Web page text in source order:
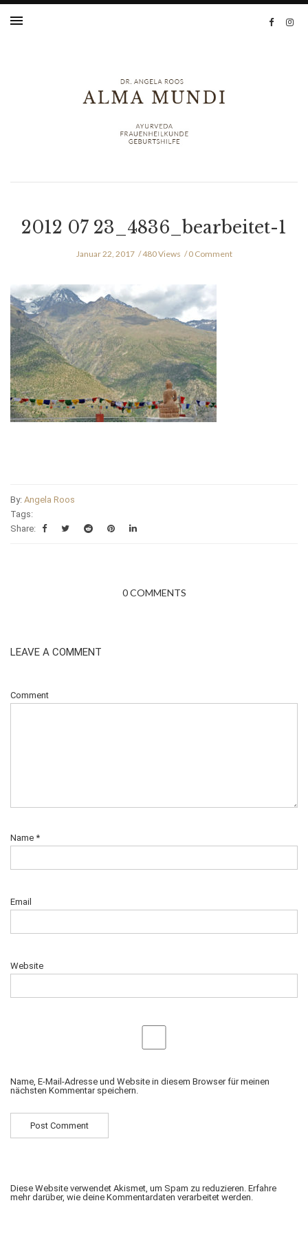
2012 07 23_4836_bearbeitet-1
Januar 22, 2017 480 Views 0 Comment
By: Angela Roos
Tags:
Share:
0 COMMENTS
LEAVE A COMMENT
Comment
Name *
Email
Website
Name, E-Mail-Adresse und Website in diesem Browser für meinen
nächsten Kommentar speichern.
Diese Website verwendet Akismet, um Spam zu reduzieren. Erfahre
mehr darüber, wie deine Kommentardaten verarbeitet werden